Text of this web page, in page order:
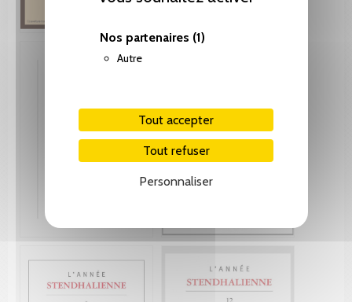
Nos partenaires (1)
Autre
Tout accepter
Tout refuser
Personnaliser